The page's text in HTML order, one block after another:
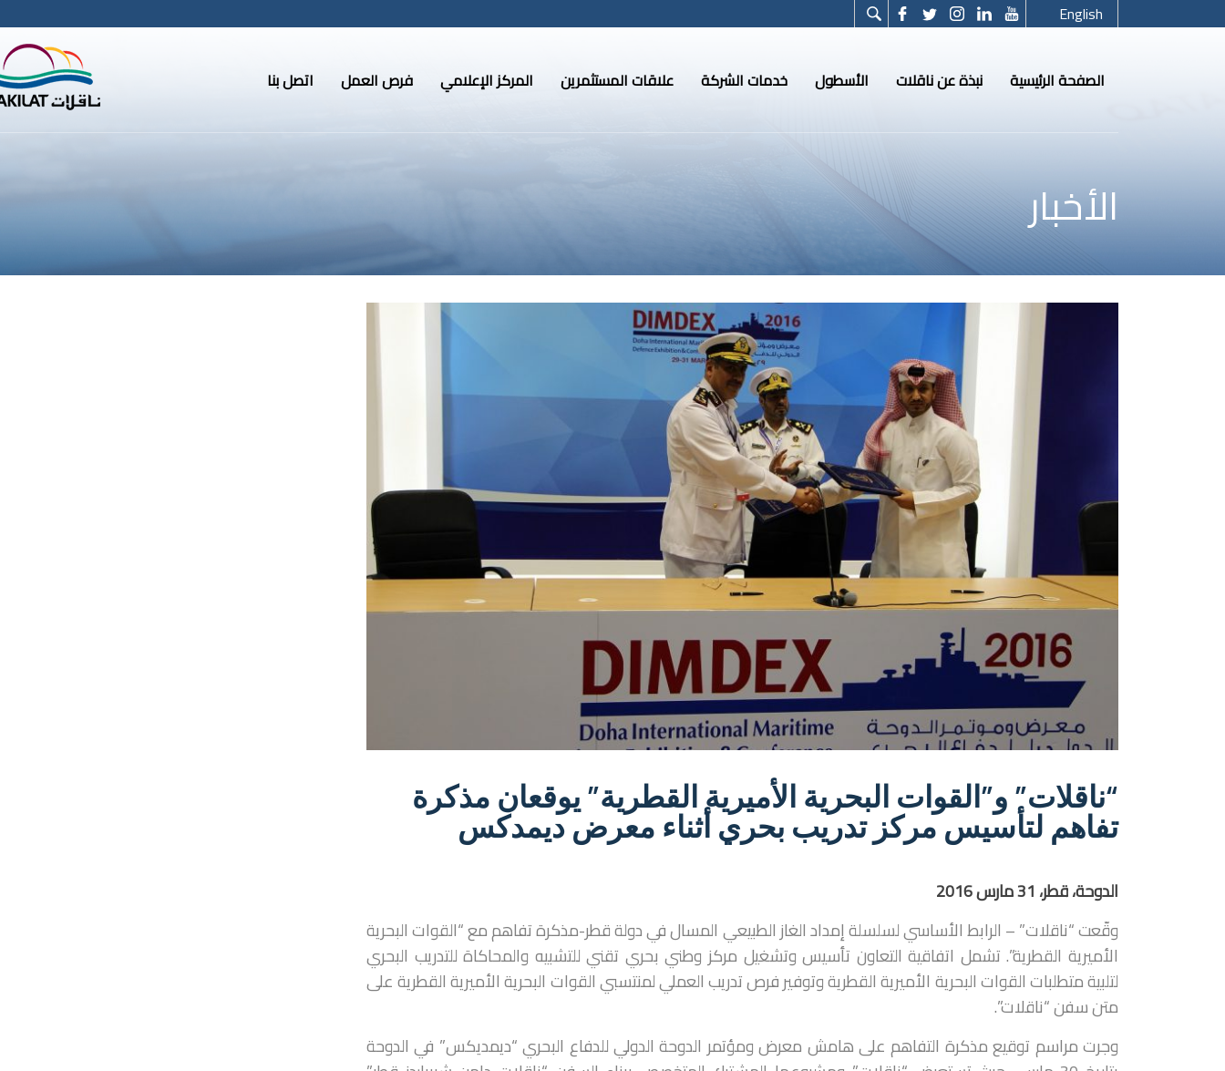
English
الصفحة الرئيسية نبذة عن ناقلات الأسطول خدمات الشركة علاقات المستثمرين المركز الإعلامي فرص العمل اتصل بنا
الأخبار
“ناقلات” و”القوات البحرية الأميرية القطرية” يوقعان مذكرة
تفاهم لتأسيس مركز تدريب بحري أثناء معرض ديمدكس
الدوحة، قطر، 31 مارس 2016
وقّعت “ناقلات” – الرابط الأساسي لسلسلة إمداد الغاز الطبيعي المسال في دولة قطر-مذكرة تفاهم مع “القوات البحرية
الأميرية القطرية”. تشمل اتفاقية التعاون تأسيس وتشغيل مركز وطني بحري تقني للتشبيه والمحاكاة للتدريب البحري
لتلبية متطلبات القوات البحرية الأميرية القطرية وتوفير فرص تدريب العملي لمنتسبي القوات البحرية الأميرية القطرية على
متن سفن “ناقلات”.
وجرت مراسم توقيع مذكرة التفاهم على هامش معرض ومؤتمر الدوحة الدولي للدفاع البحري “ديمديكس” في الدوحة